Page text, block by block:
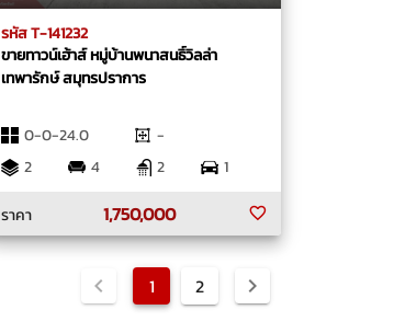
รหัส T-141232
ขายทาวน์เฮ้าส์ หมู่บ้านพนาสนธิ์วิลล่า
เทพารักษ์ สมุทรปราการ
0-0-24.0
-
2
4 2
1
ราคา
1,750,000
1 2